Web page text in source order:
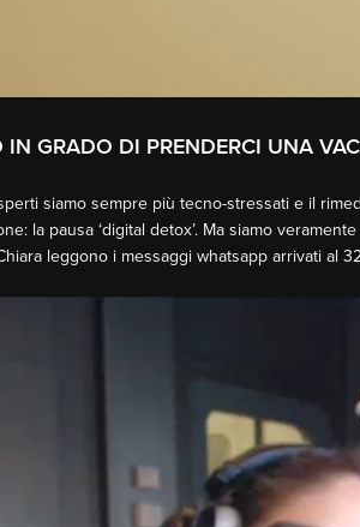
IN GRADO DI PRENDERCI UNA
siamo sempre più tecno-stressati e il
la pausa ‘digital detox’. Ma siamo
leggono i messaggi whatsapp arrivati al